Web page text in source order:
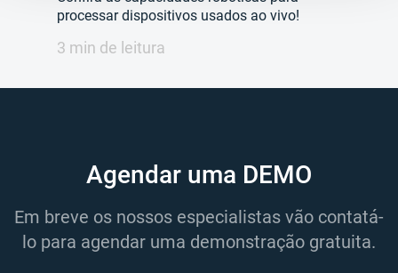
processar dispositivos usados ao vivo!
3 min de leitura
Agendar uma DEMO
Em breve os nossos especialistas vão contatá-
lo para agendar uma demonstração gratuita.